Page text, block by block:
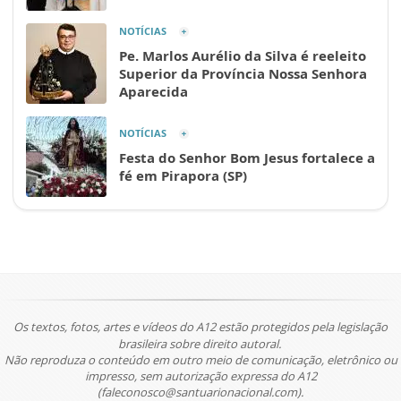
NOTÍCIAS
Pe. Marlos Aurélio da Silva é reeleito
Superior da Província Nossa Senhora
Aparecida
NOTÍCIAS
Festa do Senhor Bom Jesus fortalece a
fé em Pirapora (SP)
Os textos, fotos, artes e vídeos do A12 estão protegidos pela legislação
brasileira sobre direito autoral.
Não reproduza o conteúdo em outro meio de comunicação, eletrônico ou
impresso, sem autorização expressa do A12
(faleconosco@santuarionacional.com).